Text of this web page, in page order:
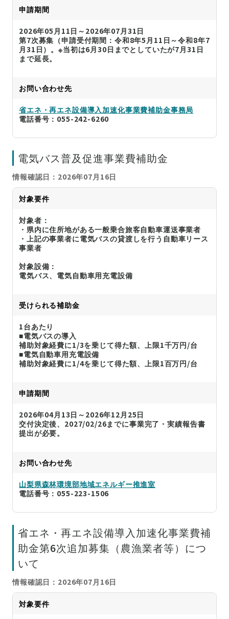
申請期間
2026年05月11日～2026年07月31日
第7次募集（申請受付期間：令和8年5月11日～令和8年7
月31日）。※当初は6月30日までとしていたが7月31日
まで延長。
お問い合わせ先
省エネ・再エネ設備導入加速化事業費補助金事務局
電話番号：055-242-6260
電気バス普及促進事業費補助金
情報確認日：2026年07月16日
対象要件
対象者：
・県内に住所地がある一般乗合旅客自動車運送事業者
・上記の事業者に電気バスの貸渡しを行う自動車リース
事業者
対象設備：
電気バス、電気自動車用充電設備
受けられる補助金
1台あたり
■電気バスの導入
補助対象経費に1/3を乗じて得た額、上限1千万円/台
■電気自動車用充電設備
補助対象経費に1/4を乗じて得た額、上限1百万円/台
申請期間
2026年04月13日～2026年12月25日
交付決定後、2027/02/26までに事業完了・実績報告書
提出が必要。
お問い合わせ先
山梨県森林環境部地域エネルギー推進室
電話番号：055-223-1506
省エネ・再エネ設備導入加速化事業費補
助金第6次追加募集（農漁業者等）につ
いて
情報確認日：2026年07月16日
対象要件